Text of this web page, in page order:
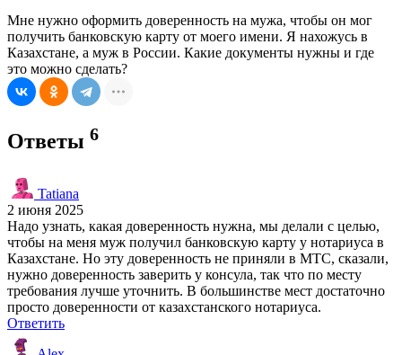
Мне нужно оформить доверенность на мужа, чтобы он мог
получить банковскую карту от моего имени. Я нахожусь в
Казахстане, а муж в России. Какие документы нужны и где
это можно сделать?
Ответы 6
Tatiana
2 июня 2025
Надо узнать, какая доверенность нужна, мы делали с целью,
чтобы на меня муж получил банковскую карту у нотариуса в
Казахстане. Но эту доверенность не приняли в МТС, сказали,
нужно доверенность заверить у консула, так что по месту
требования лучше уточнить. В большинстве мест достаточно
просто доверенности от казахстанского нотариуса.
Ответить